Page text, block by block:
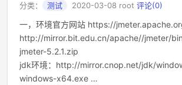
分类： 测试 2020-03-08 root 评论(0)
一，环境官方网站 https://
http://mirror.bit.edu.cn/apache//jmeter/
jmeter-5.2.1.zip
jdk环境：http://mirror.cnop.net/jdk/
windows-x64.exe …